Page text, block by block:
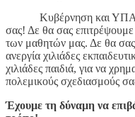
Κυβέρνηση και
σας! Δε θα σας επιτρέψουμε
των μαθητών μας. Δε θα σας
ανεργία χιλιάδες
χιλιάδες παιδιά, για να
πολεμικούς σχεδιασμούς
Έχουμε τη δύναμη να